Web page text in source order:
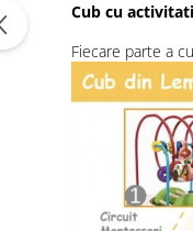
Cub cu
Fiecare parte a